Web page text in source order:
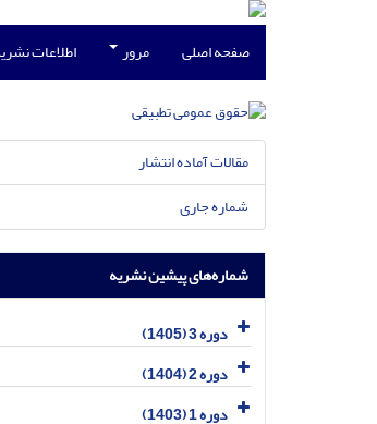
صفحه اصلی مرور اطلاعات
مقالات آماده انتشار
شماره جاری
شماره‌های پیشین نشریه
دوره 3 (1405)
دوره 2 (1404)
دوره 1 (1403)